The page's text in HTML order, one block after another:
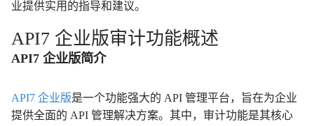
业提供实用的指导和建议。
API7 企业版审计功能概述
API7 企业版简介
API7 企业版是一个功能强大的 API 管理平台，旨在为企业
提供全面的 API 管理解决方案。其中，审计功能是其核心